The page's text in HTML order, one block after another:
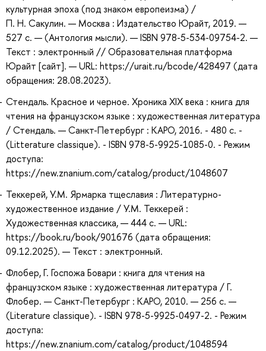
культурная эпоха (под знаком европеизма) /
П. Н. Сакулин. — Москва : Издательство Юрайт, 2019. —
527 с. — (Антология мысли). — ISBN 978-5-534-09754-2. —
Текст : электронный // Образовательная платформа
Юрайт [сайт]. — URL: https://urait.ru/bcode/428497 (дата
обращения: 28.08.2023).
Стендаль. Красное и черное. Хроника XIX века : книга для
чтения на французском языке : художественная литература
/ Стендаль. — Санкт-Петербург : КАРО, 2016. - 480 с. -
(Litterature classique). - ISBN 978-5-9925-1085-0. - Режим
доступа:
https://new.znanium.com/catalog/product/1048607
Теккерей, У.М. Ярмарка тщеславия : Литературно-
художественное издание / У.М. Теккерей :
Художественная классика, — 444 с. — URL:
https://book.ru/book/901676 (дата обращения:
09.12.2025). — Текст : электронный.
Флобер, Г. Госпожа Бовари : книга для чтения на
французском языке : художественная литература / Г.
Флобер. — Санкт-Петербург : КАРО, 2010. — 256 с. —
(Literature classique). - ISBN 978-5-9925-0497-2. - Режим
доступа:
https://new.znanium.com/catalog/product/1048594